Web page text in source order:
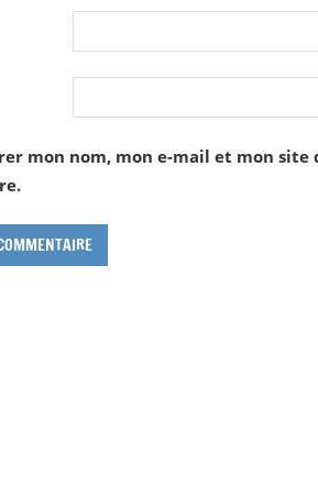
mon nom, mon e-mail et mon